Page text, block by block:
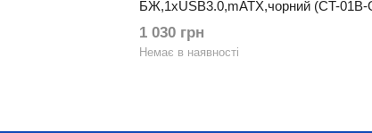
БЖ,1xUSB3.0,mATX,чорний (CT-01B-
1 030 грн
Немає в наявності